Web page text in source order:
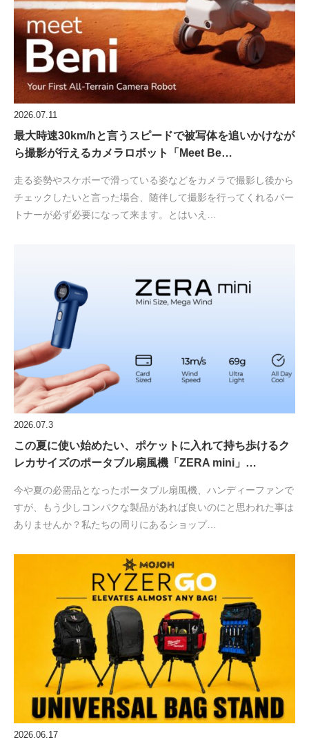
2026.07.11
最大時速30km/hと言うスピードで被写体を追いかけなが
ら撮影が行えるカメラロボット「Meet Be…
走る姿勢やスケボーで滑っている姿などをカメラで撮影し後から
チェックしたいと言った場合、随伴して撮影を行ってくれるパー
トナーが必ず必要になって来ます。とはいえ…
2026.07.3
この夏に使い始めたい、ポケットに入れて持ち歩けるク
レカサイズのポータブル扇風機「ZERA mini」…
今や夏の必需品となったポータブル扇風機、ハンディーファンで
すが、もう少しコンパクな製品があれば良いのにと思われた事は
ありませんか？私たちの周りにあるショップ…
2026.06.17